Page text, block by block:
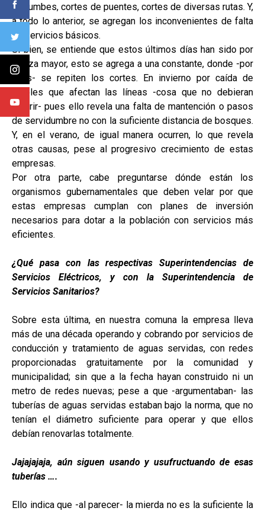
derrumbes, cortes de puentes, cortes de diversas rutas. Y,
a todo lo anterior, se agregan los inconvenientes de falta
de servicios básicos.
Si bien, se entiende que estos últimos días han sido por
fuerza mayor, esto se agrega a una constante, donde -por
años- se repiten los cortes. En invierno por caída de
árboles que afectan las líneas -cosa que no debieran
ocurrir- pues ello revela una falta de mantención o pasos
de servidumbre no con la suficiente distancia de bosques.
Y, en el verano, de igual manera ocurren, lo que revela
otras causas, pese al progresivo crecimiento de estas
empresas.
Por otra parte, cabe preguntarse dónde están los
organismos gubernamentales que deben velar por que
estas empresas cumplan con planes de inversión
necesarios para dotar a la población con servicios más
eficientes.
¿Qué pasa con las respectivas Superintendencias de
Servicios Eléctricos, y con la Superintendencia de
Servicios Sanitarios?
Sobre esta última, en nuestra comuna la empresa lleva
más de una década operando y cobrando por servicios de
conducción y tratamiento de aguas servidas, con redes
proporcionadas gratuitamente por la comunidad y
municipalidad; sin que a la fecha hayan construido ni un
metro de redes nuevas; pese a que -argumentaban- las
tuberías de aguas servidas estaban bajo la norma, que no
tenían el diámetro suficiente para operar y que ellos
debían renovarlas totalmente.
Jajajajaja, aún siguen usando y usufructuando de esas
tuberías ….
Ello indica que -al parecer- la mierda no es la suficiente la